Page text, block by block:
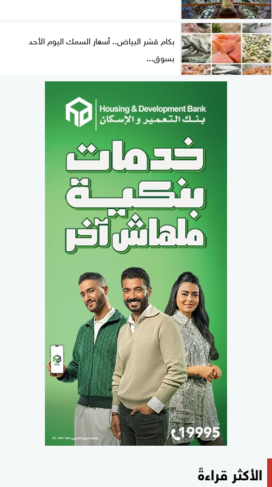
بكام قشر البياض.. أسعار السمك اليوم الأحد
بسوق...
الأكثر قراءةً